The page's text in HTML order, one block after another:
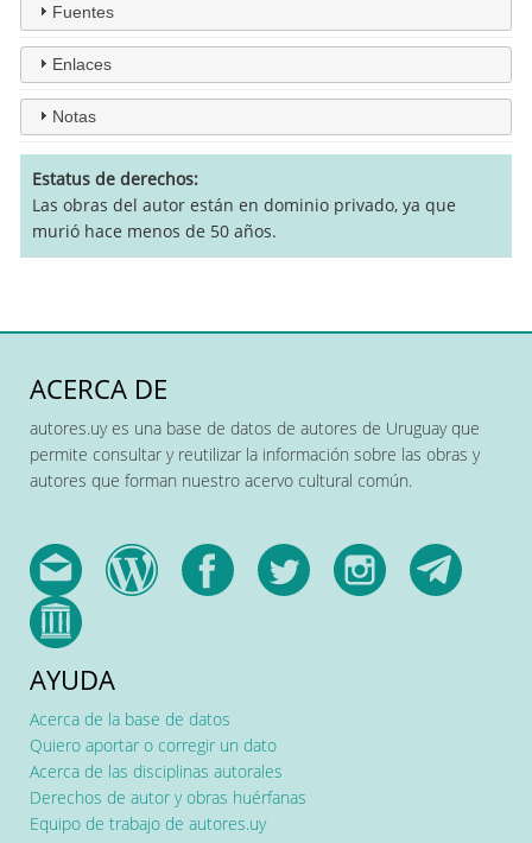
Fuentes
Enlaces
Notas
Estatus de derechos
Las obras del autor están en dominio privado, ya que
murió hace menos de 50 años.
ACERCA DE
autores.uy es una base de datos de autores de Uruguay que
permite consultar y reutilizar la información sobre las obras y
autores que forman nuestro acervo cultural común.
AYUDA
Acerca de la base de datos
Quiero aportar o corregir un dato
Acerca de las disciplinas autorales
Derechos de autor y obras huérfanas
Equipo de trabajo de autores.uy